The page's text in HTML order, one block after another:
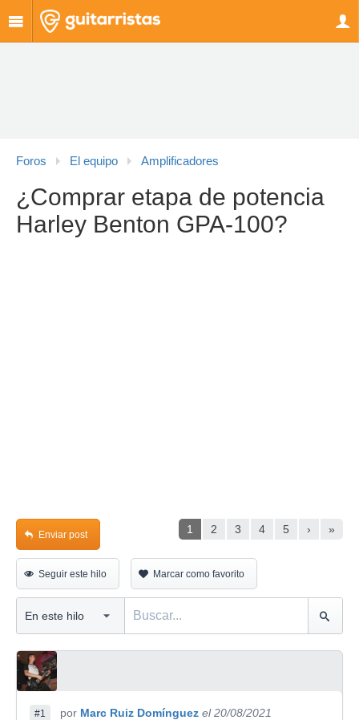
Foros El equipo Amplificadores
¿Comprar etapa de potencia
Harley Benton GPA-100?
1 2 3 4 5 › »
Enviar post
Seguir este hilo Marcar como favorito
#1 por Marc Ruiz Domínguez el 20/08/2021